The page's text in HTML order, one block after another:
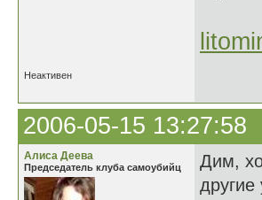
Неактивен
2006-05-15 13:27:58
Алиса Деева
Председатель клуба самоубийц
Дим,